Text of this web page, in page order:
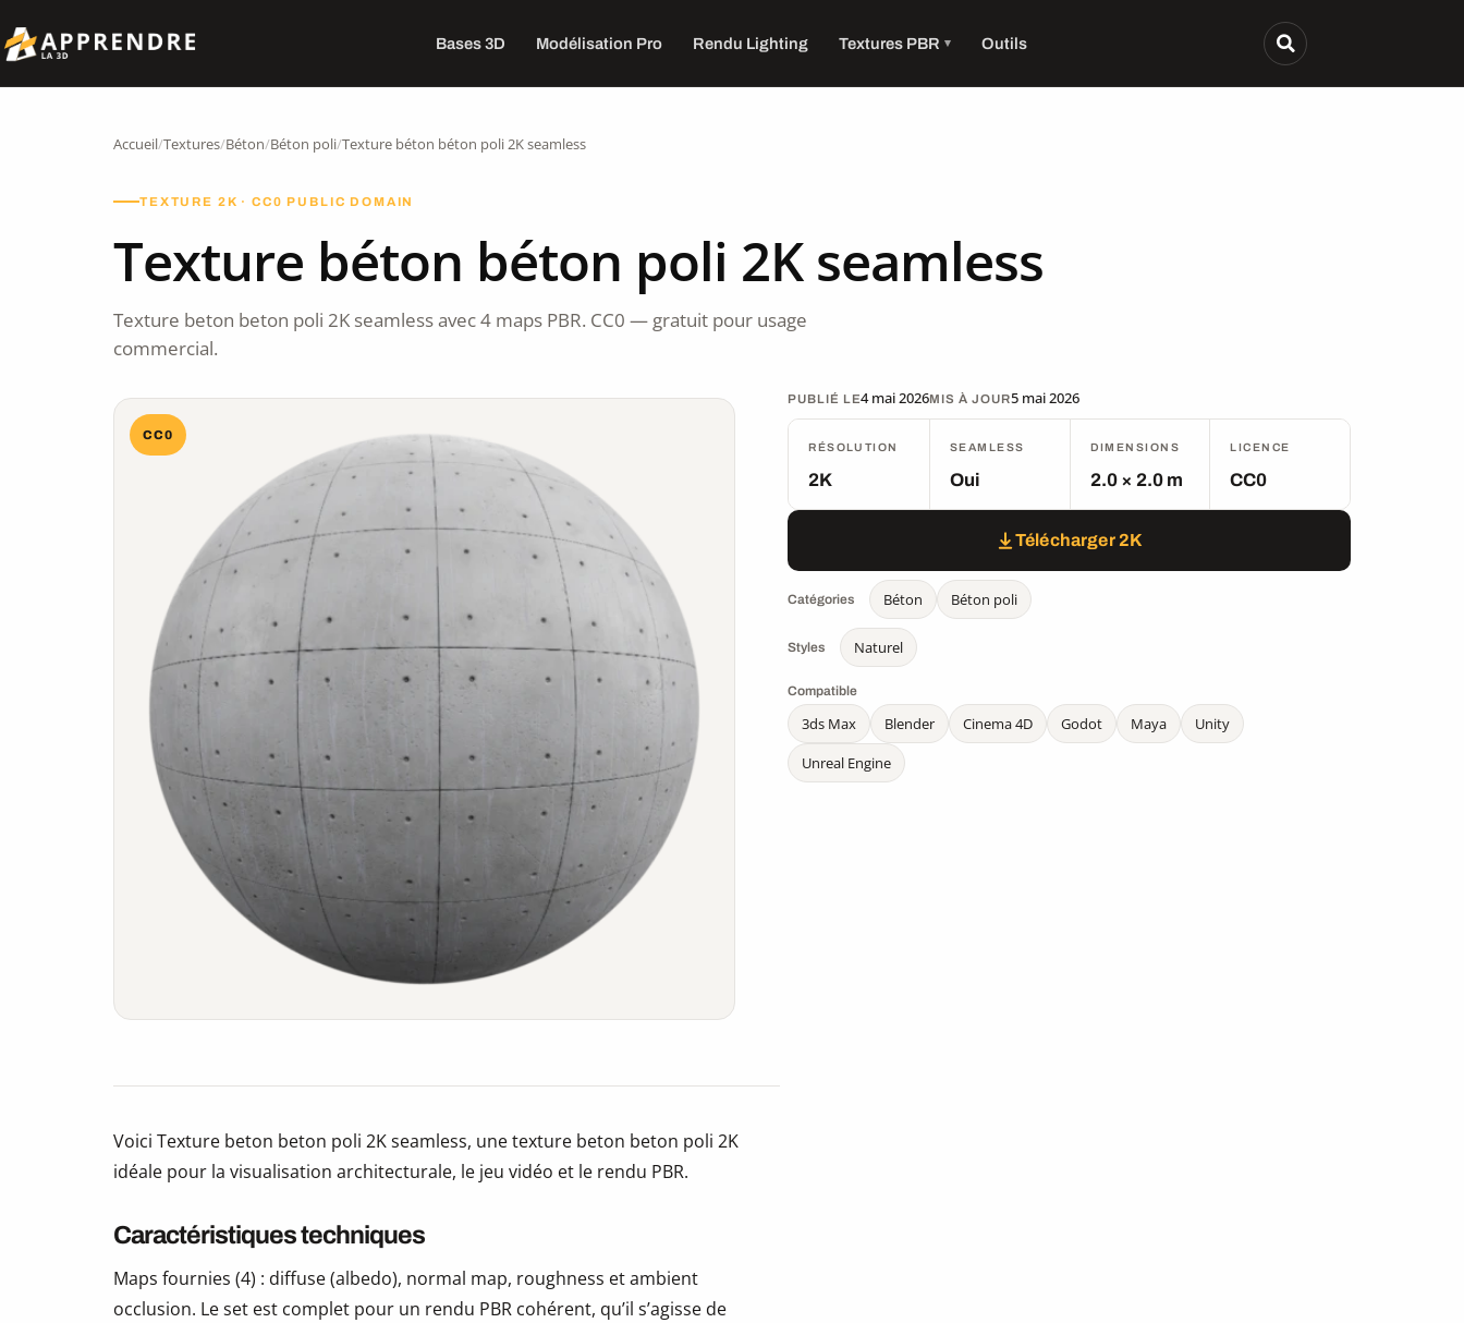
Bases 3D Modélisation Pro Rendu Lighting Textures PBR Outils
Accueil/Textures/Béton/Béton poli/Texture béton béton poli 2K seamless
TEXTURE 2K · CC0 PUBLIC DOMAIN
Texture béton béton poli 2K seamless
Texture beton beton poli 2K seamless avec 4 maps PBR. CC0 — gratuit pour usage
commercial.
CC0
PUBLIÉ LE4 mai 2026MIS À JOUR5 mai 2026
RÉSOLUTION
2K
SEAMLESS
Oui
DIMENSIONS
2.0 × 2.0 m
LICENCE
CC0
Télécharger 2K
Catégories Béton Béton poli
Styles Naturel
Compatible
3ds Max Blender Cinema 4D Godot Maya
Unity
Unreal Engine
Voici Texture beton beton poli 2K seamless, une texture beton beton poli 2K
idéale pour la visualisation architecturale, le jeu vidéo et le rendu PBR.
Caractéristiques techniques
Maps fournies (4) : diffuse (albedo), normal map, roughness et ambient
occlusion. Le set est complet pour un rendu PBR cohérent, qu’il s’agisse de